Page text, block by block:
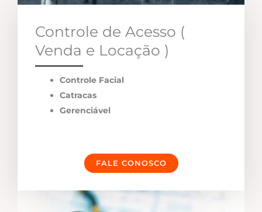
Controle de Acesso (
Venda e Locação )
Controle Facial
Catracas
Gerenciável
FALE CONOSCO